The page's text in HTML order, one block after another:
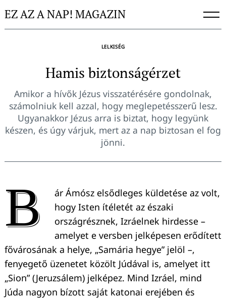
toEZ AZ A NAP! MAGAZIN
LELKISÉG
Hamis biztonságérzet
Amikor a hívők Jézus visszatérésére gondolnak,
számolniuk kell azzal, hogy meglepetésszerű lesz.
Ugyanakkor Jézus arra is biztat, hogy legyünk
készen, és úgy várjuk, mert az a nap biztosan el fog
jönni.
B
ár Ámósz elsődleges küldetése az volt,
hogy Isten ítéletét az északi
országrésznek, Izráelnek hirdesse –
amelyet e versben jelképesen erődített
fővárosának a helye, „Samária hegye” jelöl –,
fenyegető üzenetet közölt Júdával is, amelyet itt
„Sion” (Jeruzsálem) jelképez. Mind Izráel, mind
Júda nagyon bízott saját katonai erejében és